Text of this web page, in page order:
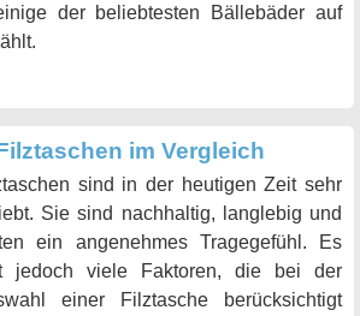
der beliebtesten Bällebäder auf
im Vergleich
sind in der heutigen Zeit sehr
Sie sind nachhaltig, langlebig und
ein angenehmes Tragegefühl. Es
jedoch viele Faktoren, die bei der
einer Filztasche berücksichtigt